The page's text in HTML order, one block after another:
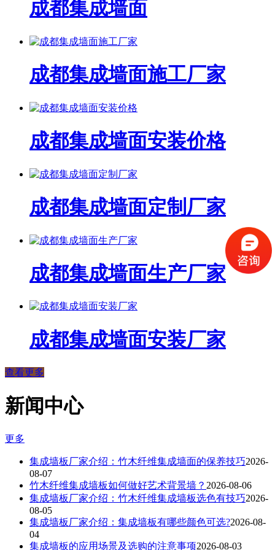
成都集成墙面
成都集成墙面施工厂家
成都集成墙面安装价格
成都集成墙面定制厂家
成都集成墙面生产厂家
成都集成墙面安装厂家
查看更多
新闻中心
更多
集成墙板厂家介绍：竹木纤维集成墙面的保养技巧2026-
08-07
竹木纤维集成墙板如何做好艺术背景墙？ 2026-08-06
集成墙板厂家介绍：竹木纤维集成墙板选色有技巧2026-
08-05
集成墙板厂家介绍：集成墙板有哪些颜色可选?2026-08-
04
集成墙板的应用场景及选购的注意事项2026-08-03